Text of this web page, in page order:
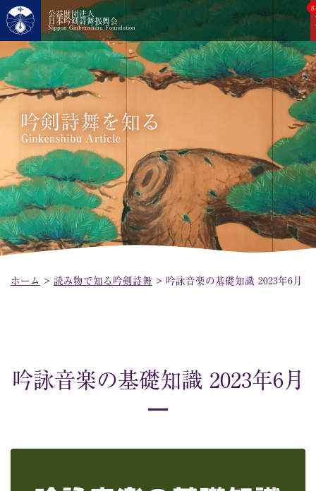
公益財団法人
日本吟剣詩舞振興会
Nippon Ginkenshibu Foundation
ホーム > 読み物で知る吟剣詩舞 > 吟詠音楽の基礎知識 2023年6月
吟詠音楽の基礎知識 2023年6月